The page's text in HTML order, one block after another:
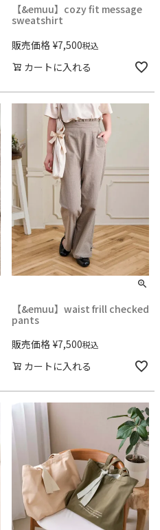
【&emuu】cozy fit message
sweatshirt
販売価格 ¥7,500税込
カートに入れる
【&emuu】waist frill checked
pants
販売価格 ¥7,500税込
カートに入れる